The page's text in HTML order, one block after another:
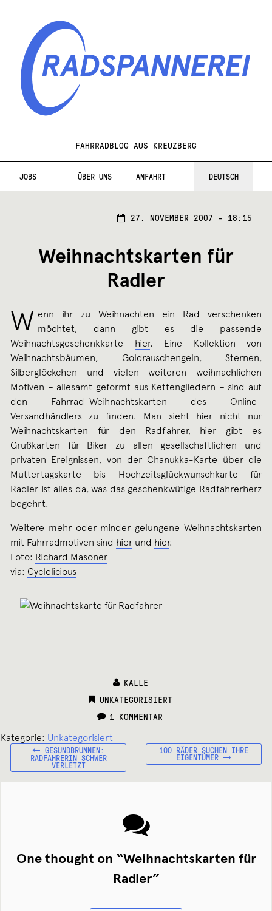
RadspannereiFAHRRADBLOG AUS KREUZBERG
JOBS ÜBER UNS ANFAHRT DEUTSCH
27. NOVEMBER 2007 – 18:15
Weihnachtskarten für
Radler
W enn ihr zu Weihnachten ein Rad verschenken
möchtet, dann gibt es die passende
Weihnachtsgeschenkkarte hier. Eine Kollektion von
Weihnachtsbäumen, Goldrauschengeln, Sternen,
Silberglöckchen und vielen weiteren weihnachlichen
Motiven – allesamt geformt aus Kettengliedern – sind auf
den Fahrrad-Weihnachtskarten des Online-
Versandhändlers zu finden. Man sieht hier nicht nur
Weihnachtskarten für den Radfahrer, hier gibt es
Grußkarten für Biker zu allen gesellschaftlichen und
privaten Ereignissen, von der Chanukka-Karte über die
Muttertagskarte bis Hochzeitsglückwunschkarte für
Radler ist alles da, was das geschenkwütige Radfahrerherz
begehrt.
Weitere mehr oder minder gelungene Weihnachtskarten
mit Fahrradmotiven sind hier und hier.
Foto: Richard Masoner
via: Cyclelicious
KALLE
CATEGORIES:
UNKATEGORISIERT
1 KOMMENTAR
Kategorie: Unkategorisiert
Beitragsnavigation
VORHERIGER
BEITRAG:
GESUNDBRUNNEN:
RADFAHRERIN SCHWER
VERLETZT
NÄCHSTER
BEITRAG:
100 RÄDER SUCHEN IHRE
EIGENTÜMER
One thought on “Weihnachtskarten für
Radler”